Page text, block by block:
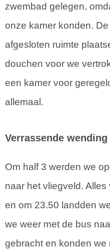
zwembad gelegen,
onze kamer konden.
afgesloten ruimte
douchen voor we
een kamer voor
allemaal.
Verrassende wending
Om half 3 werden we
naar het vliegveld.
en om 23.50 landden
we weer met de bus
gebracht en konden we